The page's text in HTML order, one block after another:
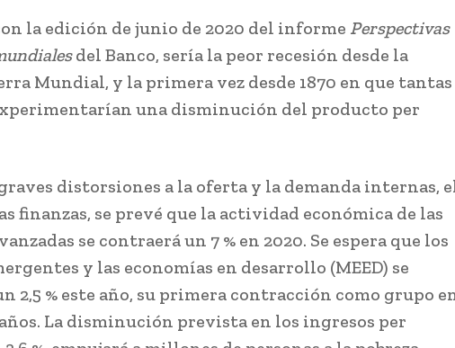
la edición de junio de 2020 del informe Perspectivas
del Banco, sería la peor recesión desde la
Mundial, y la primera vez desde 1870 en que tantas
una disminución del producto per
distorsiones a la oferta y la demanda internas,
finanzas, se prevé que la actividad económica de las
se contraerá un 7 % en 2020. Se espera que los
y las economías en desarrollo (MEED) se
2,5 % este año, su primera contracción como grupo
La disminución prevista en los ingresos per